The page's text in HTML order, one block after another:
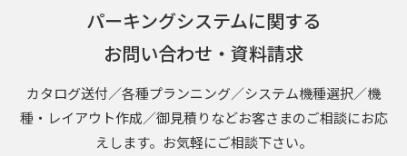
パーキングシステムに関する
お問い合わせ・資料請求
カタログ送付／各種プランニング／システム機種選択／機
種・レイアウト作成／御見積りなどお客さまのご相談にお応
えします。お気軽にご相談下さい。